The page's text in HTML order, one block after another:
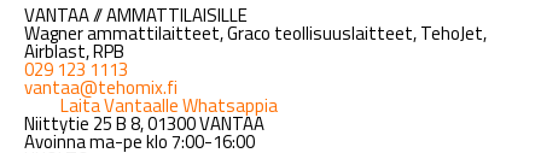
VANTAA // AMMATTILAISILLE
Wagner ammattilaitteet, Graco teollisuuslaitteet, TehoJet,
Airblast, RPB
029 123 1113
vantaa@tehomix.fi
Laita Vantaalle Whatsappia
Niittytie 25 B 8, 01300 VANTAA
Avoinna ma-pe klo 7:00-16:00